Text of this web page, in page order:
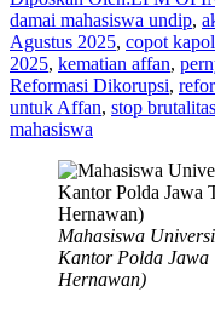
damai mahasiswa undip,
Agustus 2025, copot
2025, kematian affan,
Reformasi Dikorupsi,
untuk Affan, stop
mahasiswa
Mahasiswa
Kantor Polda Jawa
Hernawan)